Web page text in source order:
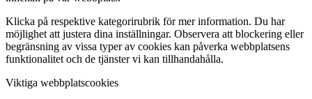
Klicka på respektive kategorirubrik för mer information. Du har
möjlighet att justera dina inställningar. Observera att blockering eller
begränsning av vissa typer av cookies kan påverka webbplatsens
funktionalitet och de tjänster vi kan tillhandahålla.
Viktiga webbplatscookies